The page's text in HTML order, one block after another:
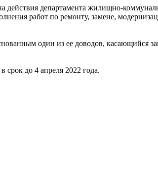
департамента жилищно-
работ по ремонту, замене,
один из ее доводов, касающийся
до 4 апреля 2022 года.